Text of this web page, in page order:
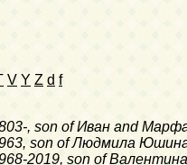
V Y Z d f
, son of Иван and
, son of Людмила
2019, son of